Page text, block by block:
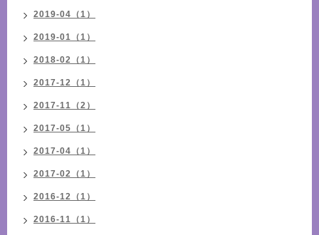
2019-04（1）
2019-01（1）
2018-02（1）
2017-12（1）
2017-11（2）
2017-05（1）
2017-04（1）
2017-02（1）
2016-12（1）
2016-11（1）